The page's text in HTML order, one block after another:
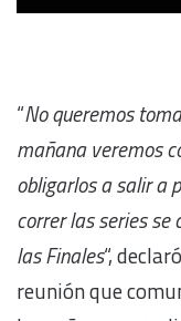
“No queremos
mañana veremos
obligarlos a salir a
correr las series
las Finales“,
reunión que